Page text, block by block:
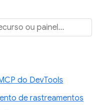
do DevTools
de rastreamentos